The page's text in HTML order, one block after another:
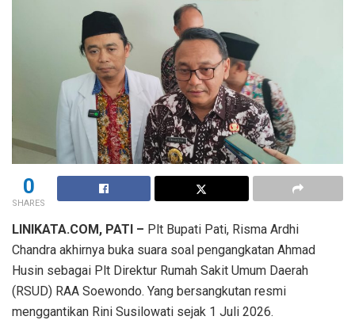
0
SHARES
LINIKATA.COM, PATI – Plt Bupati Pati, Risma Ardhi
Chandra akhirnya buka suara soal pengangkatan Ahmad
Husin sebagai Plt Direktur Rumah Sakit Umum Daerah
(RSUD) RAA Soewondo. Yang bersangkutan resmi
menggantikan Rini Susilowati sejak 1 Juli 2026.